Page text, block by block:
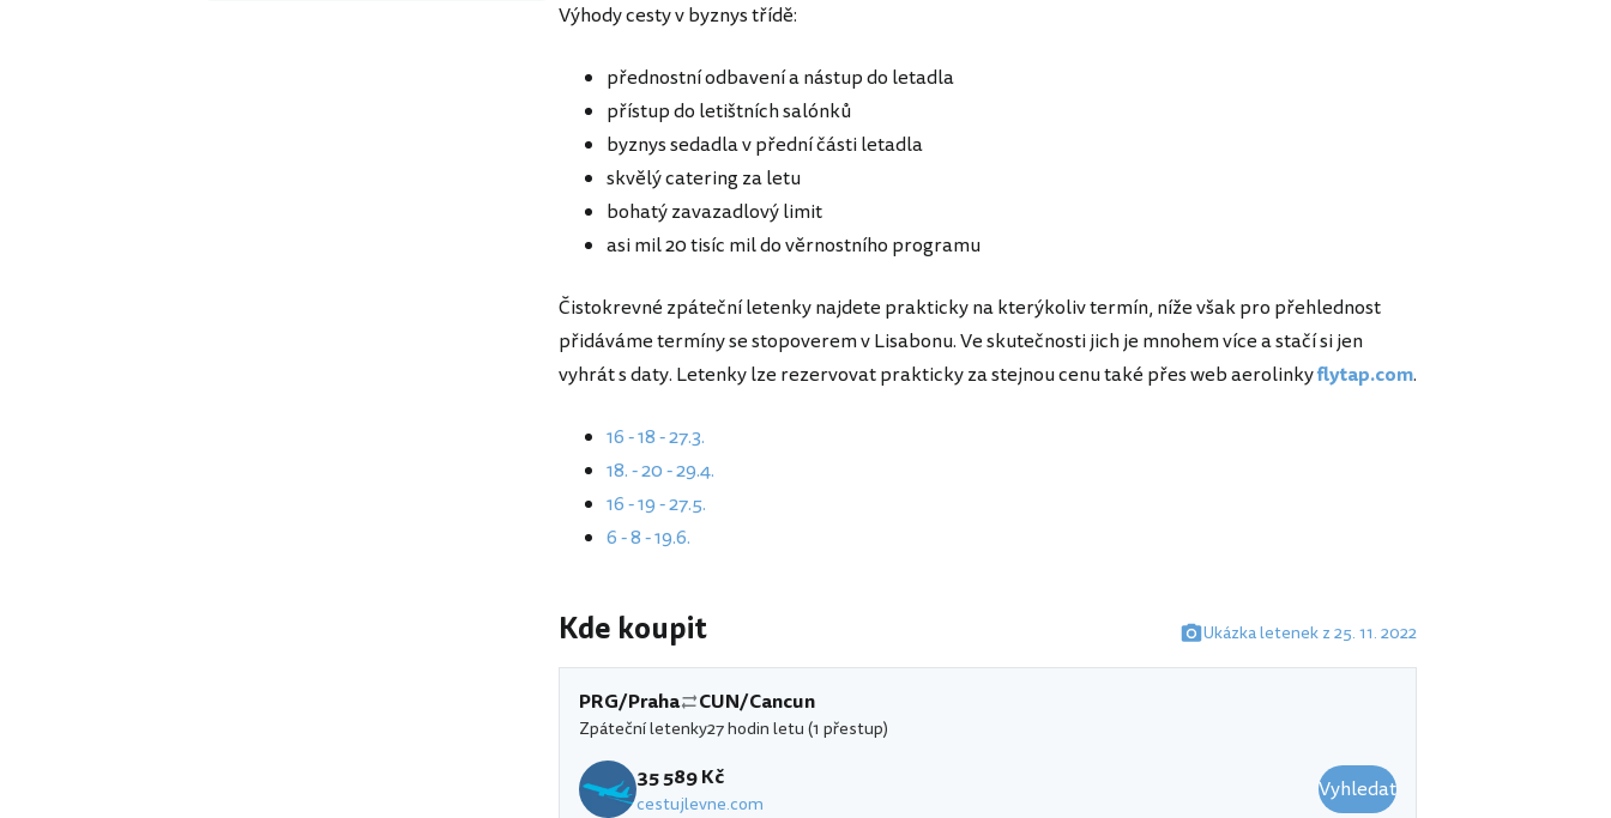
Výhody cesty v byznys třídě:
přednostní odbavení a nástup do letadla
přístup do letištních salónků
byznys sedadla v přední části letadla
skvělý catering za letu
bohatý zavazadlový limit
asi mil 20 tisíc mil do věrnostního programu
Čistokrevné zpáteční letenky najdete prakticky na kterýkoliv termín, níže však pro přehlednost
přidáváme termíny se stopoverem v Lisabonu. Ve skutečnosti jich je mnohem více a stačí si jen
vyhrát s daty. Letenky lze rezervovat prakticky za stejnou cenu také přes web aerolinkyflytap.com.
16 - 18 - 27.3.
18. - 20 - 29.4.
16 - 19 - 27.5.
6 - 8 - 19.6.
Kde koupit Ukázka letenek z 25. 11. 2022
PRG/Praha CUN/Cancun
Zpáteční letenky27 hodin letu (1 přestup)
35 589 Kč
cestujlevne.com
Vyhledat